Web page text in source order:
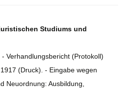
Studiums und
Verhandlungsbericht (Protokoll)
(Druck). - Eingabe wegen
Neuordnung: Ausbildung,